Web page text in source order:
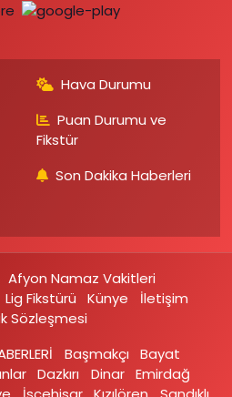
Hava Durumu
Puan Durumu ve
Fikstür
Son Dakika Haberleri
Afyon Namaz Vakitleri
Lig Fikstürü Künye
İletişim
Sözleşmesi
Başmakçı
Bayat
Dazkırı Dinar Emirdağ‎